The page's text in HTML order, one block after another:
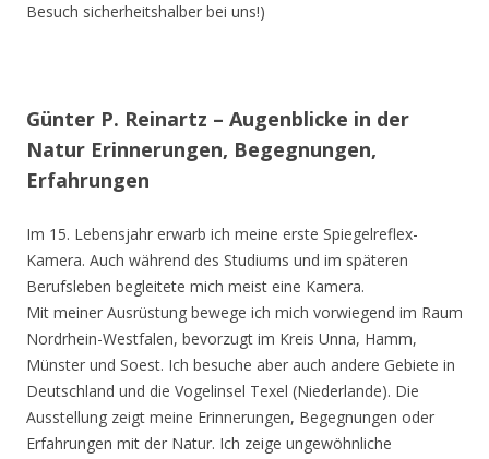
Besuch sicherheitshalber bei uns!)
Günter P. Reinartz – Augenblicke in der
Natur Erinnerungen, Begegnungen,
Erfahrungen
Im 15. Lebensjahr erwarb ich meine erste Spiegelreflex-
Kamera. Auch während des Studiums und im späteren
Berufsleben begleitete mich meist eine Kamera.
Mit meiner Ausrüstung bewege ich mich vorwiegend im Raum
Nordrhein-Westfalen, bevorzugt im Kreis Unna, Hamm,
Münster und Soest. Ich besuche aber auch andere Gebiete in
Deutschland und die Vogelinsel Texel (Niederlande). Die
Ausstellung zeigt meine Erinnerungen, Begegnungen oder
Erfahrungen mit der Natur. Ich zeige ungewöhnliche